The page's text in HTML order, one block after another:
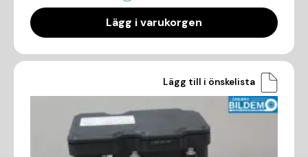
Lägg i varukorgen
Lägg till i önskelista